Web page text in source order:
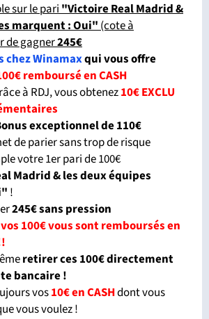
sur le pari"Victoire Real Madrid &
marquent : Oui"(cote à
de gagner245€
chez Winamaxqui vous offre
remboursé en CASH
à RDJ, vous obtenez10€ EXCLU
exceptionnel de 110€
de parier sans trop de risque
votre 1er pari de 100€
Madrid & les deux équipes
!
245€ sans pression
vos 100€ vous sont remboursés en
retirer ces 100€ directement
bancaire !
vos10€ en CASHdont vous
vous voulez !